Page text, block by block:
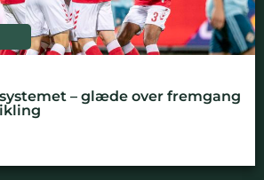
– glæde over fremgang